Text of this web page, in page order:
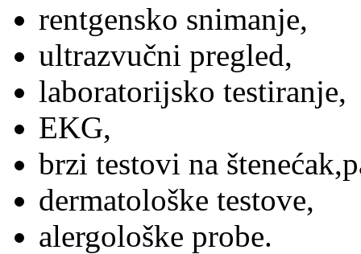
rentgensko snimanje,
ultrazvučni pregled,
laboratorijsko testiranje,
EKG,
brzi testovi na
dermatološke testove,
alergološke probe.